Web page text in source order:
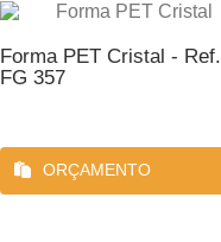
Forma PET Cristal - Ref.
FG 357
ORÇAMENTO